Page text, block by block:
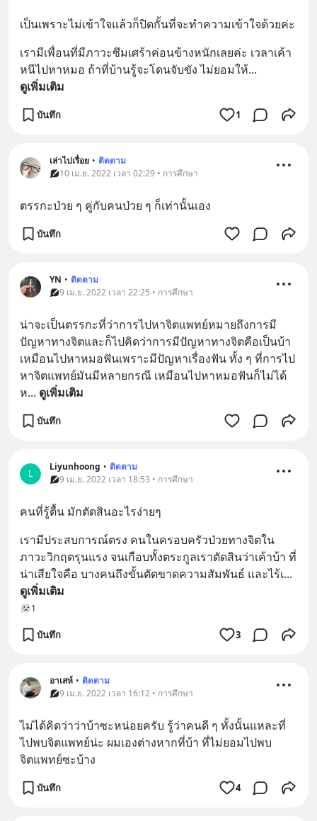
เป็นเพราะไม่เข้าใจแล้วก็ปิดกั้นที่จะทำความเข้าใจด้วยค่ะ
เรามีเพื่อนที่มีภาวะซึมเศร้าค่อนข้างหนักเลยค่ะ เวลาเค้า
หนีไปหาหมอ ถ้าที่บ้านรู้จะโดนจับขัง ไม่ยอมให้...
ดูเพิ่มเติม
บันทึก 1
เล่าไปเรื่อย • ติดตาม
10 เม.ย. 2022 เวลา 02:29 • การศึกษา
ตรรกะป่วย ๆ คู่กับคนป่วย ๆ ก็เท่านั้นเอง
บันทึก
YN • ติดตาม
9 เม.ย. 2022 เวลา 22:25 • การศึกษา
น่าจะเป็นตรรกะที่ว่าการไปหาจิตแพทย์หมายถึงการมี
ปัญหาทางจิตและก็ไปคิดว่าการมีปัญหาทางจิตคือเป็นบ้า
เหมือนไปหาหมอฟันเพราะมีปัญหาเรื่องฟัน ทั้ง ๆ ที่การไป
หาจิตแพทย์มันมีหลายกรณี เหมือนไปหาหมอฟันก็ไม่ได้
ห... ดูเพิ่มเติม
บันทึก
L
Liyunhoong • ติดตาม
9 เม.ย. 2022 เวลา 18:53 • การศึกษา
คนที่รู้ตื้น มักตัดสินอะไรง่ายๆ
เรามีประสบการณ์ตรง คนในครอบครัวป่วยทางจิตใน
ภาวะวิกฤตรุนแรง จนเกือบทั้งตระกูลเราตัดสินว่าเค้าบ้า ที่
น่าเสียใจคือ บางคนถึงขั้นตัดขาดความสัมพันธ์ และไร้เ...
ดูเพิ่มเติม
1
บันทึก 3
อาเสห์ • ติดตาม
9 เม.ย. 2022 เวลา 16:12 • การศึกษา
ไม่ได้คิดว่าว่าบ้าซะหน่อยครับ รู้ว่าคนดี ๆ ทั้งนั้นแหละที่
ไปพบจิตแพทย์น่ะ ผมเองต่างหากที่บ้า ที่ไม่ยอมไปพบ
จิตแพทย์ซะบ้าง
บันทึก 4